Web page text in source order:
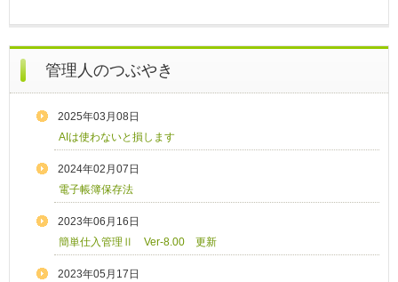
管理人のつぶやき
2025年03月08日
AIは使わないと損します
2024年02月07日
電子帳簿保存法
2023年06月16日
簡単仕入管理Ⅱ Ver-8.00 更新
2023年05月17日